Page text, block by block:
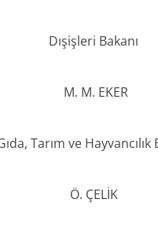
Bakanı
M. M.
ve
Ö.